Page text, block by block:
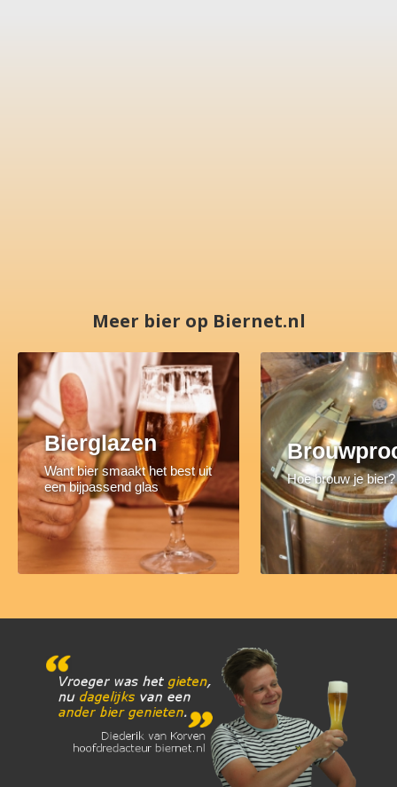
Meer bier op Biernet.nl
Bierglazen
Want bier smaakt het best uit
een bijpassend glas
Hoe brouw je bier?